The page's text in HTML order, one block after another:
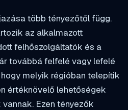
több tényezőtől függ.
az alkalmazott
felhőszolgáltatók és a
továbbá felfelé vagy lefelé
melyik régióban telepítik
értéknövelő lehetőségek
Ezen tényezők